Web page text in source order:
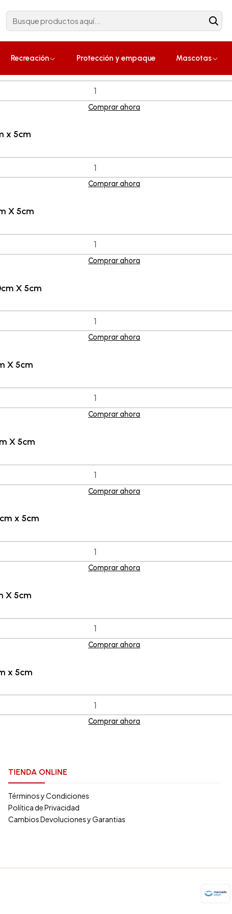
Recreación Protección y empaque Mascotas
X 5cm
Comprar ahora
x 5cm
Comprar ahora
X 5cm
Comprar ahora
X 5cm
Comprar ahora
X 5cm
Comprar ahora
X 5cm
Comprar ahora
x 5cm
Comprar ahora
X 5cm
Comprar ahora
x 5cm
Comprar ahora
TIENDA ONLINE
Términos y Condiciones
Política de Privacidad
Cambios Devoluciones y Garantias